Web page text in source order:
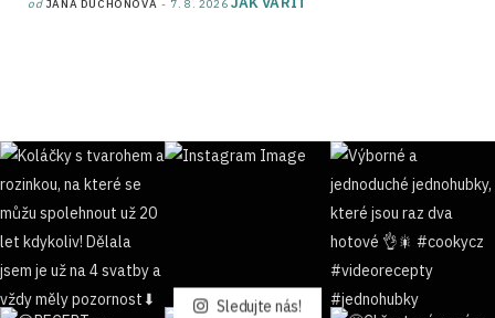
od JANA DUCHOŇOVÁ 7. 8. 2026
Sledujte nás!